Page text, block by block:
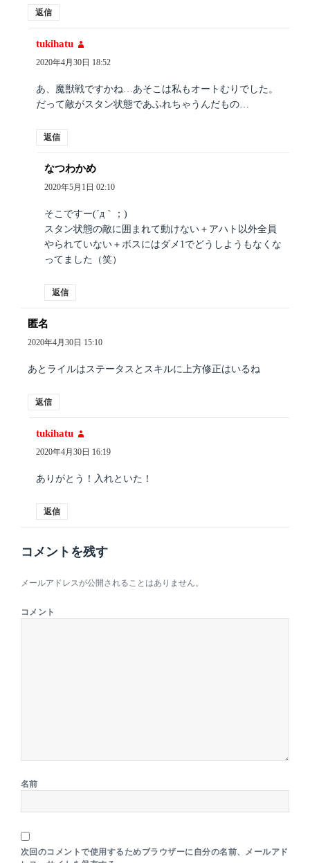
返信
tukihatu
り:
2020年4月30日 18:52
あ、魔獣戦ですかね…あそこは私もオートむりでした。
だって敵がスタン状態であふれちゃうんだもの…
返信
なつわかめ
り:
2020年5月1日 02:10
そこですー(´д｀；)
スタン状態の敵に囲まれて動けない＋アハト以外全員
やられていない＋ボスにはダメ1でどうしようもなくな
ってました（笑）
返信
匿名
り:
2020年4月30日 15:10
あとライルはステータスとスキルに上方修正はいるね
返信
tukihatu
り:
2020年4月30日 16:19
ありがとう！入れといた！
返信
コメントを残す
メールアドレスが公開されることはありません。
コメント
名前
次回のコメントで使用するためブラウザーに自分の名前、メールアド